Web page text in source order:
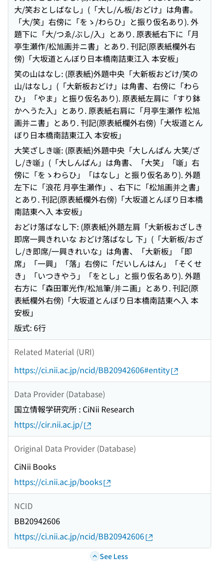
大/笑おとしばなし」(「大し/ん板/おどけ」は角書。
「大/笑」右傍に「をゝ/わらひ」と振り仮名あり). 外
題下に「大/つゑ/ぶし/入」とあり. 原表紙右下に「月
亭生瀬作/松旭画并ニ書」とあり. 刊記(原表紙欄外右
傍)「大坂道とんぼり日本橋南詰東江入 本安板」
笑の山はなし: (原表紙)外題中央「大新板おどけ/笑の
山/はなし」(「大新板おどけ」は角書、右傍に「わら
ひ」「やま」と振り仮名あり). 原表紙左肩に「すり鉢
かへうた入」とあり. 原表紙右肩に「月亭生瀬作 松旭
画并ニ書」とあり. 刊記(原表紙欄外右傍)「大坂道とん
ぼり日本橋南詰東江入 本安板」
大笑ざしき噺: (原表紙)外題中央「大しんぱん 大笑/ざ
し/き噺」(「大しんぱん」は角書、「大笑」「噺」右
傍に「をゝわらひ」「はなし」と振り仮名あり). 外題
左下に「浪花 月亭生瀬作」、右下に「松旭画并之書」
とあり. 刊記(原表紙欄外右傍)「大坂道とんぼり日本橋
南詰東へ入 本安板」
おどけ落ばなし下: (原表紙)外題左肩「大新板おざしき
即席一興きれいな おどけ落ばなし 下」(「大新板/おざ
し/き即席/一興きれいな」は角書、「大新板」「即
席」「一興」「落」右傍に「だいしんはん」「そくせ
き」「いつきやう」「をとし」と振り仮名あり). 外題
右方に「森田軍光作/松旭筆/并ニ画」とあり. 刊記(原
表紙欄外右傍)「大坂道とんぼり日本橋南詰東へ入 本
安板」
版式: 6行
Related Material (URI)
https://ci.nii.ac.jp/ncid/BB20942606#entity
Data Provider (Database)
国立情報学研究所 : CiNii Research
https://cir.nii.ac.jp/
Original Data Provider (Database)
CiNii Books
https://ci.nii.ac.jp/books
NCID
BB20942606
https://ci.nii.ac.jp/ncid/BB20942606
See Less